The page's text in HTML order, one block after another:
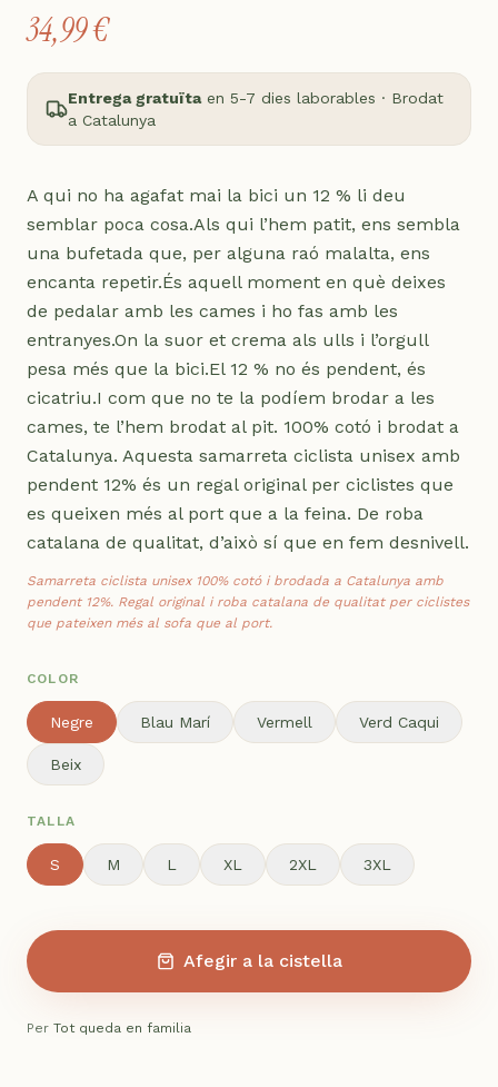
34,99 €
Entrega gratuïtaen 5-7 dies laborables · Brodat
a Catalunya
A qui no ha agafat mai la bici un 12 % li deu
semblar poca cosa.Als qui l’hem patit, ens sembla
una bufetada que, per alguna raó malalta, ens
encanta repetir.És aquell moment en què deixes
de pedalar amb les cames i ho fas amb les
entranyes.On la suor et crema als ulls i l’orgull
pesa més que la bici.El 12 % no és pendent, és
cicatriu.I com que no te la podíem brodar a les
cames, te l’hem brodat al pit. 100% cotó i brodat a
Catalunya. Aquesta samarreta ciclista unisex amb
pendent 12% és un regal original per ciclistes que
es queixen més al port que a la feina. De roba
catalana de qualitat, d’això sí que en fem desnivell.
Samarreta ciclista unisex 100% cotó i brodada a Catalunya amb
pendent 12%. Regal original i roba catalana de qualitat per ciclistes
que pateixen més al sofa que al port.
COLOR
Negre Blau Marí Vermell Verd Caqui
Beix
TALLA
S M L XL 2XL 3XL
Afegir a la cistella
Per Tot queda en familia